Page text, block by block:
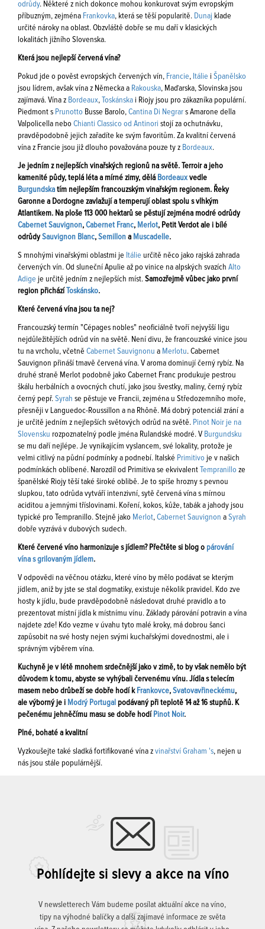
odrůdy. Některé z nich dokonce mohou konkurovat svým evropským
příbuzným, zejména Frankovka, která se těší popularitě. Dunaj klade
určité nároky na oblast. Obzvláště dobře se mu daří v klasických
lokalitách jižního Slovenska.
Která jsou nejlepší červená vína?
Pokud jde o pověst evropských červených vín, Francie, Itálie i Španělsko
jsou lídrem, avšak vína z Německa a Rakouska, Maďarska, Slovinska jsou
zajímavá. Vína z Bordeaux, Toskánska i Riojy jsou pro zákazníka populární.
Piedmont s Prunotto Busse Barolo, Cantina Di Negrar s Amarone della
Valpolicella nebo Chianti Classico od Antinori stojí za ochutnávku,
pravděpodobně jejich zařadíte ke svým favoritům. Za kvalitní červená
vína z Francie jsou již dlouho považována pouze ty z Bordeaux.
Je jedním z nejlepších vinařských regionů na světě. Terroir a jeho
kamenité půdy, teplá léta a mírné zimy, dělá Bordeaux vedle
Burgundska tím nejlepším francouzským vinařským regionem. Řeky
Garonne a Dordogne zavlažují a temperují oblast spolu s vlhkým
Atlantikem. Na ploše 113 000 hektarů se pěstují zejména modré odrůdy
Cabernet Sauvignon, Cabernet Franc, Merlot, Petit Verdot ale i bílé
odrůdySauvignon Blanc, Semillon a Muscadelle.
S mnohými vinařskými oblastmi je Itálie určitě něco jako rajská zahrada
červených vín. Od sluneční Apulie až po vinice na alpských svazích Alto
Adige je určitě jedním z nejlepších míst. Samozřejmě vůbec jako první
region přichází Toskánsko.
Které červená vína jsou ta nej?
Francouzský termín "Cépages nobles" neoficiálně tvoří nejvyšší ligu
nejdůležitějších odrůd vín na světě. Není divu, že francouzské vinice jsou
tu na vrcholu, včetně Cabernet Sauvignonu a Merlotu. Cabernet
Sauvignon přináší tmavě červená vína. V aroma dominují černý rybíz. Na
druhé straně Merlot podobně jako Cabernet Franc produkuje pestrou
škálu herbálních a ovocných chutí, jako jsou švestky, maliny, černý rybíz
černý pepř. Syrah se pěstuje ve Francii, zejména u Středozemního moře,
přesněji v Languedoc-Roussillon a na Rhôně. Má dobrý potenciál zrání a
je určitě jedním z nejlepších světových odrůd na světě. Pinot Noir je na
Slovensku rozpoznatelný podle jména Rulandské modré. V Burgundsku
se mu daří nejlépe. Je vynikajícím vyslancem, své lokality, protože je
velmi citlivý na půdní podmínky a podnebí. Italské Primitivo je v našich
podmínkách oblíbené. Narozdíl od Primitiva se ekvivalent Tempranillo ze
španělské Riojy těší také široké oblibě. Je to spíše hrozny s pevnou
slupkou, tato odrůda vytváří intenzivní, sytě červená vína s mírnou
aciditou a jemnými tříslovinami. Koření, kokos, kůže, tabák a jahody jsou
typické pro Tempranillo. Stejně jako Merlot, Cabernet Sauvignon a Syrah
dobře vyzrává v dubových sudech.
Které červené víno harmonizuje s jídlem? Přečtěte si blog o párování
vína s grilovaným jídlem.
V odpovědi na věčnou otázku, které víno by mělo podávat se kterým
jídlem, aniž by jste se stal dogmatiky, existuje několik pravidel. Kdo zve
hosty k jídlu, bude pravděpodobně následovat druhé pravidlo a to
prezentovat místní jídla k místnímu vínu. Základy párování potravin a vína
najdete zde! Kdo vezme v úvahu tyto malé kroky, má dobrou šanci
zapůsobit na své hosty nejen svými kuchařskými dovednostmi, ale i
správným výběrem vína.
Kuchyně je v létě mnohem srdečnější jako v zimě, to by však nemělo být
důvodem k tomu, abyste se vyhýbali červenému vínu. Jídla s telecím
masem nebo drůbeží se dobře hodí k Frankovce, Svatovavřineckému,
ale výborný je i Modrý Portugal podávaný při teplotě 14 až 16 stupňů. K
pečenému jehněčímu masu se dobře hodí Pinot Noir.
Plné, bohaté a kvalitní
Vyzkoušejte také sladká fortifikované vína z vinařství Graham 's, nejen u
nás jsou stále populárnější.
Pohlídejte si slevy a akce na víno
V newsletterech Vám budeme posílat aktuální akce na víno,
tipy na výhodné balíčky a další zajímavé informace ze světa